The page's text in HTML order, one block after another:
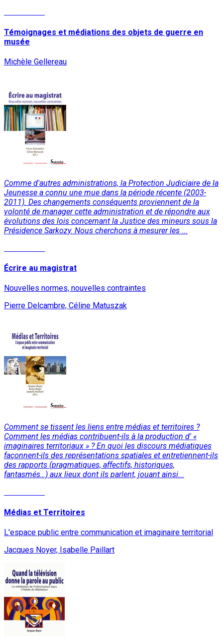
Témoignages et médiations des objets de guerre en
musée
Michèle Gellereau
Comme d'autres administrations, la Protection Judiciaire de la
Jeunesse a connu une mue dans la période récente (2003-
2011). Des changements conséquents proviennent de la
volonté de manager cette administration et de répondre aux
évolutions des lois concernant la Justice des mineurs sous la
Présidence Sarkozy. Nous cherchons à mesurer les ...
Écrire au magistrat
Nouvelles normes, nouvelles contraintes
Pierre Delcambre, Céline Matuszak
Comment se tissent les liens entre médias et territoires ?
Comment les médias contribuent-ils à la production d' «
imaginaires territoriaux » ? En quoi les discours médiatiques
façonnent-ils des représentations spatiales et entretiennent-ils
des rapports (pragmatiques, affectifs, historiques,
fantasmés…) aux lieux dont ils parlent, jouant ainsi...
Médias et Territoires
L'espace public entre communication et imaginaire territorial
Jacques Noyer, Isabelle Paillart